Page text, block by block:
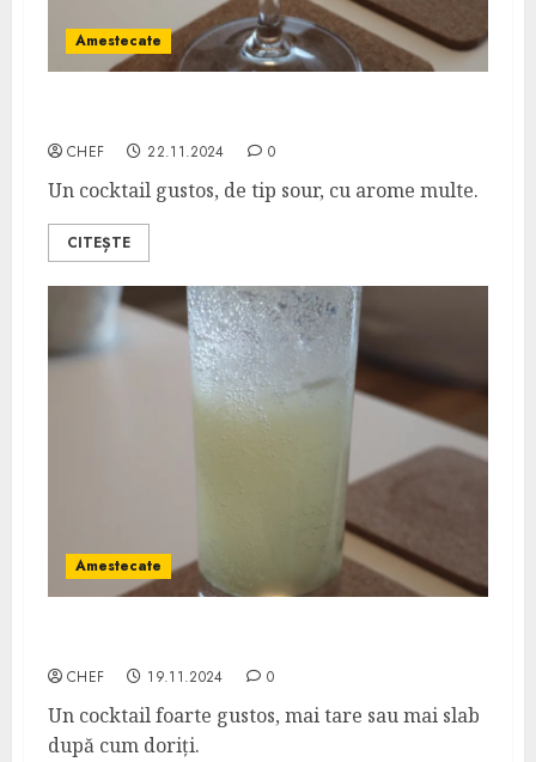
Amestecate
CHEF 22.11.2024 0
Un cocktail gustos, de tip sour, cu arome multe.
CITEȘTE
Amestecate
CHEF 19.11.2024 0
Un cocktail foarte gustos, mai tare sau mai slab
după cum doriți.